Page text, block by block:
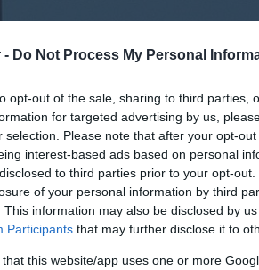
- Do Not Process My Personal
opt-out of the sale, sharing to third parties,
for targeted advertising by us,
selection. Please note that after your opt-
interest-based ads based on personal
to third parties prior to your opt-
of your personal information by third
This information may also be disclosed by
Participants that may further disclose it to
that this website/app uses one or more
να αναγνωρίσει
ουσιαστικά μέτρα για να
δεν εκπληρώσει άλλους
Εξωτερικών τηςΓαλλίας,
ατέρμονο κύκλο της βίας
στην περιοχή.
σήμερα στη δυναμική που